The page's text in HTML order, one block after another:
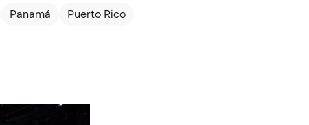
Panamá
Puerto Rico